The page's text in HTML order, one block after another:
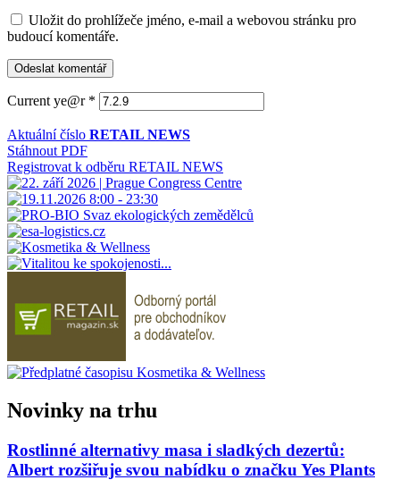
Uložit do prohlížeče jméno, e-mail a webovou stránku pro
budoucí komentáře.
Current ye@r *
Aktuální číslo RETAIL NEWS
Stáhnout PDF
Registrovat k odběru RETAIL NEWS
Novinky na trhu
Rostlinné alternativy masa i sladkých dezertů:
Albert rozšiřuje svou nabídku o značku Yes Plants